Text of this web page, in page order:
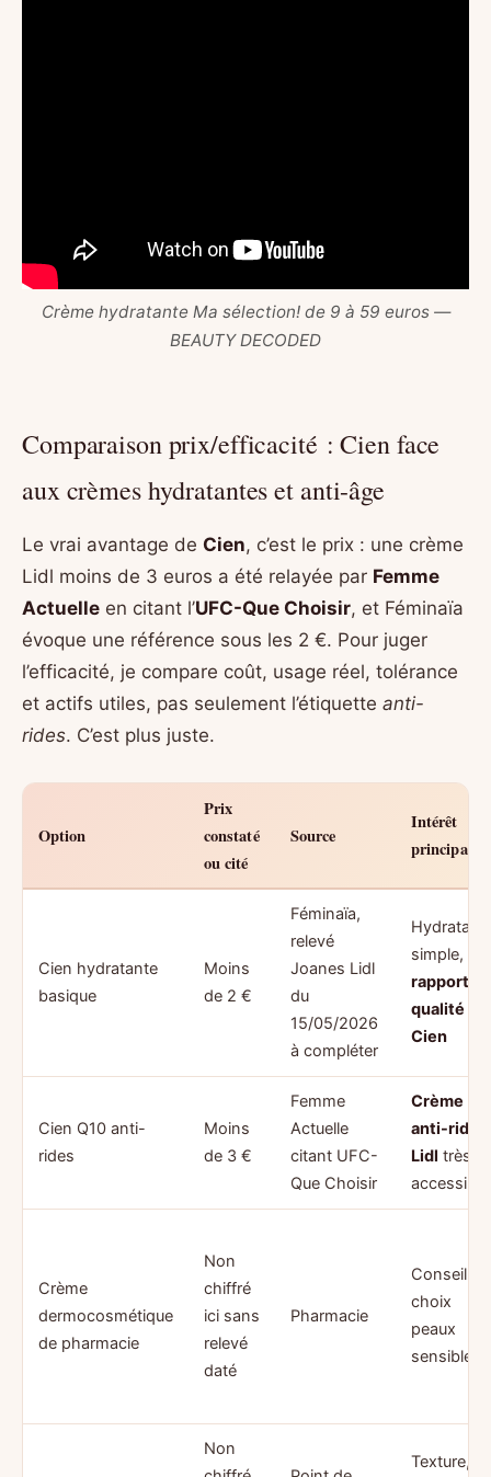
Crème hydratante Ma sélection! de 9 à 59 euros —
BEAUTY DECODED
Comparaison prix/efficacité : Cien face
aux crèmes hydratantes et anti-âge
Le vrai avantage de Cien, c’est le prix : une crème
Lidl moins de 3 euros a été relayée par Femme
Actuelle en citant l’UFC-Que Choisir, et Féminaïa
évoque une référence sous les 2 €. Pour juger
l’efficacité, je compare coût, usage réel, tolérance
et actifs utiles, pas seulement l’étiquette anti-
rides. C’est plus juste.
Option
Prix
constaté
ou cité
Source
Intérêt
principal
Cien hydratante
basique
Moins
de 2 €
Féminaïa,
relevé
Joanes Lidl
du
15/05/2026
à compléter
simple,
rapport
qualité
Cien
Cien Q10 anti-
rides
Moins
de 3 €
Femme
Actuelle
citant UFC-
Que Choisir
Crème
anti-rides
Lidl très
accessible
Crème
dermocosmétique
de pharmacie
Non
chiffré
ici sans
relevé
daté
Pharmacie
Conseil,
choix
peaux
sensibles
Non
Texture,